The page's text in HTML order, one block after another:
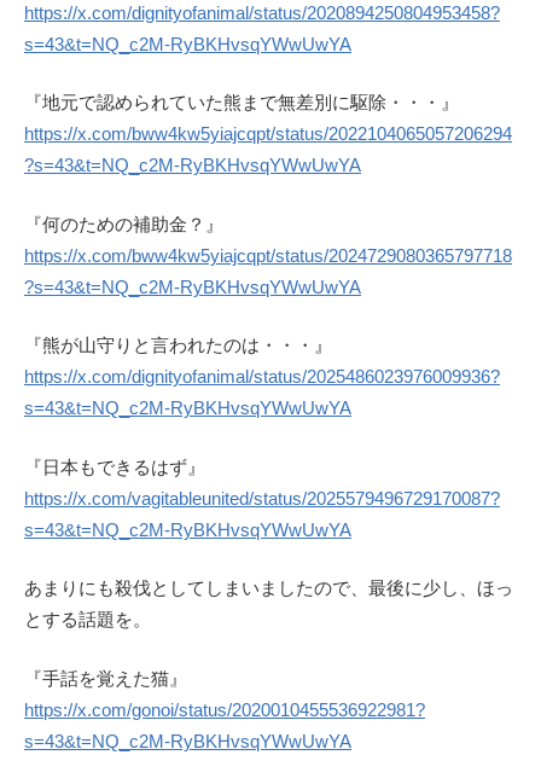
https://x.com/dignityofanimal/status/2020894250804953458?
s=43&t=NQ_c2M-RyBKHvsqYWwUwYA
『地元で認められていた熊まで無差別に駆除・・・』
https://x.com/bww4kw5yiajcqpt/status/2022104065057206294
?s=43&t=NQ_c2M-RyBKHvsqYWwUwYA
『何のための補助金？』
https://x.com/bww4kw5yiajcqpt/status/2024729080365797718
?s=43&t=NQ_c2M-RyBKHvsqYWwUwYA
『熊が山守りと言われたのは・・・』
https://x.com/dignityofanimal/status/2025486023976009936?
s=43&t=NQ_c2M-RyBKHvsqYWwUwYA
『日本もできるはず』
https://x.com/vagitableunited/status/2025579496729170087?
s=43&t=NQ_c2M-RyBKHvsqYWwUwYA
あまりにも殺伐としてしまいましたので、最後に少し、ほっ
とする話題を。
『手話を覚えた猫』
https://x.com/gonoi/status/2020010455536922981?
s=43&t=NQ_c2M-RyBKHvsqYWwUwYA